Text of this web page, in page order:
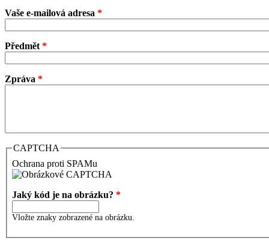
Vaše e-mailová adresa *
Předmět *
Zpráva *
CAPTCHA
Ochrana proti SPAMu
Jaký kód je na obrázku? *
Vložte znaky zobrazené na obrázku.